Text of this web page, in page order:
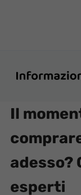
Il
adesso?
esperti